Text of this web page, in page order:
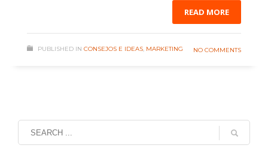
READ MORE
PUBLISHED IN CONSEJOS E IDEAS, MARKETING NO COMMENTS